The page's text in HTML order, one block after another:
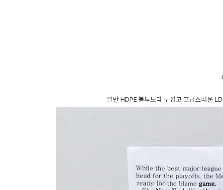
일반 HDPE 봉투보다 두껍고 고급스러운